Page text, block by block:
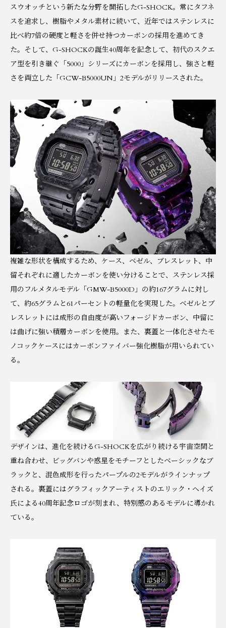
スウオッチという新たな分野を開拓したG-SHOCK。常にタフネ
スを追求し、樹脂やメタル素材に続いて、近年ではステンレスに
比べ約7倍の硬度と軽さを併せ持つカーボンの採用を進めてき
た。そして、G-SHOCKの誕生40周年を記念して、初代のスクエ
ア型を引き継ぐ「5000」シリーズにカーボンを採用し、強さと軽
さを両立した「GCW-B5000UN」2モデルがリリースされた。
複雑な形状を構成するため、ケース、ベゼル、ブレスレット、中
留それぞれに適したカーボンを使い分けることで、ステンレス採
用のフルメタルモデル「GMW-B5000D」の約167グラムに対し
て、約65グラムと61パーセントの軽量化を実現した。ベゼルとブ
レスレットには成形の自由度が高いフォージドカーボン、中留に
は曲げに強い積層カーボンを使用。また、裏蓋と一体化させたモ
ノコックケースにはカーボンファイバー強化樹脂が用いられてい
る。
デザインは、進化を続けるG-SHOCKを広がり続ける宇宙空間と
重ね合わせ、ビッグバンや惑星をモチーフとしたベーシックなブ
ラックと、混色成形を行ったパープルの2モデルがラインナップ
される。裏蓋にはグラフィックアーティストのエリック・ヘイズ
氏による40周年記念ロゴが刻まれ、特別感のあるモデルに導かれ
ている。